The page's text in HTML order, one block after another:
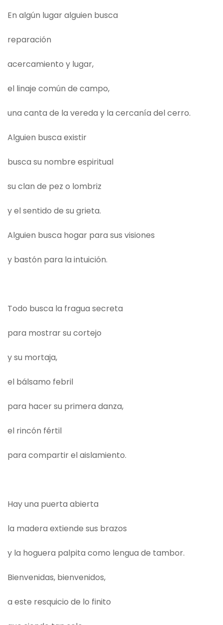
En algún lugar alguien busca
reparación
acercamiento y lugar,
el linaje común de campo,
una canta de la vereda y la cercanía del cerro.
Alguien busca existir
busca su nombre espiritual
su clan de pez o lombriz
y el sentido de su grieta.
Alguien busca hogar para sus visiones
y bastón para la intuición.
Todo busca la fragua secreta
para mostrar su cortejo
y su mortaja,
el bálsamo febril
para hacer su primera danza,
el rincón fértil
para compartir el aislamiento.
Hay una puerta abierta
la madera extiende sus brazos
y la hoguera palpita como lengua de tambor.
Bienvenidas, bienvenidos,
a este resquicio de lo finito